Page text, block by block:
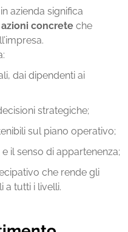
azienda significa
concrete che
dai dipendenti ai
strategiche;
sul piano operativo;
il senso di appartenenza;
che rende gli
a tutti i livelli.